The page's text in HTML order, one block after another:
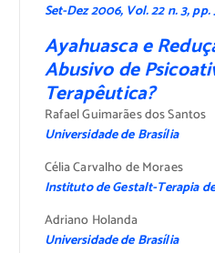
Set-Dez 2006, Vol. 22 n. 3,
Ayahuasca e
Abusivo de
Terapêutica?
Rafael Guimarães dos Santos
Universidade de Brasília
Célia Carvalho de Moraes
Instituto de Gestalt-Terapia
Adriano Holanda
Universidade de Brasília